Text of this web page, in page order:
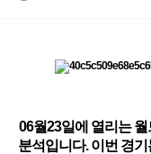
06월23일에 열리는
분석입니다. 이번 경